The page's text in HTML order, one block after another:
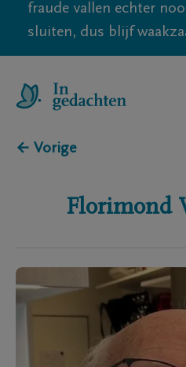
fraude vallen echter
sluiten, dus blijf
← Vorige
Florimond